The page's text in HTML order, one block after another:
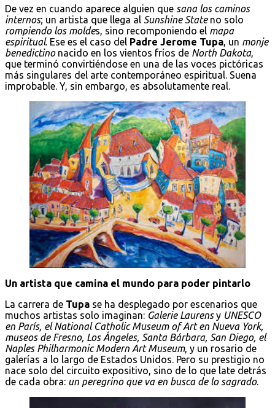
De vez en cuando aparece alguien que sana los caminos
internos; un artista que llega al Sunshine State no solo
rompiendo los moldes, sino recomponiendo el mapa
espiritual. Ese es el caso del Padre Jerome Tupa, un monje
benedictino nacido en los vientos fríos de North Dakota,
que terminó convirtiéndose en una de las voces pictóricas
más singulares del arte contemporáneo espiritual. Suena
improbable. Y, sin embargo, es absolutamente real.
Un artista que camina el mundo para poder pintarlo
La carrera de Tupa se ha desplegado por escenarios que
muchos artistas solo imaginan: Galerie Laurensy UNESCO
en París, el National Catholic Museum of Art en Nueva York,
museos de Fresno, Los Ángeles, Santa Bárbara, San Diego, el
Naples Philharmonic Modern Art Museum, y un rosario de
galerías a lo largo de Estados Unidos. Pero su prestigio no
nace solo del circuito expositivo, sino de lo que late detrás
de cada obra: un peregrino que va en busca de lo sagrado.